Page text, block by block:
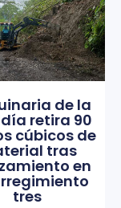
de la
retira 90
cúbicos de
tras
en
tres